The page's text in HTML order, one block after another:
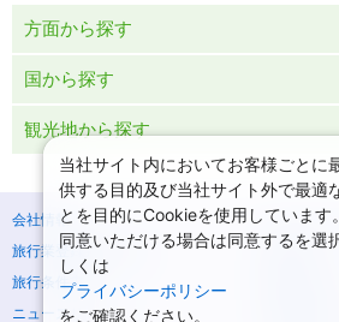
方面から探す
国から探す
観光地から探す
会社情報
プライバ
旅行業登録票・約款
規約集
旅行条件書
ニュースリリース
当社サイト内においてお客様ごとに
供する目的及び当社サイト外で最適
とを目的にCookieを使用しています
同意いただける場合は同意するを選
しくは
プライバシーポリシー
をご確認ください。